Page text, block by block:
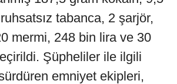
tabanca, 2 şarjör,
mermi, 248 bin lira ve 30
Şüpheliler ile ilgili
sürdüren emniyet ekipleri,